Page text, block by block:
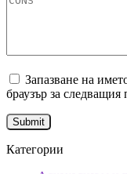
Запазване на
браузър за следващия
Категории